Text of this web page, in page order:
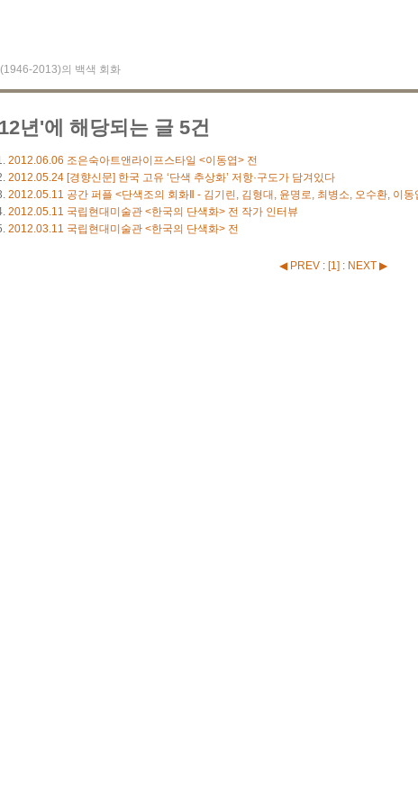
2013)의 백색 회화
년'에 해당되는 글 5건
2012.06.06 조은숙아트앤라이프스타일 <이동엽> 전
2012.05.24[경향신문] 한국 고유 ‘단색 추상화’ 저항·구도가 담겨있다
2012.05.11 공간 퍼플 <단색조의 회화Ⅱ - 김기린, 김형대, 윤명로, 최병소, 오수환, 이동
2012.05.11 국립현대미술관 <한국의 단색화> 전 작가 인터뷰
2012.03.11 국립현대미술관 <한국의 단색화> 전
◀ PREV : [1] : NEXT ▶